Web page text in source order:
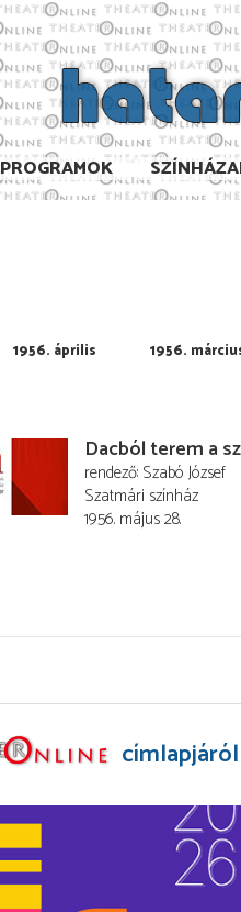
PROGRAMOK
1956. április 1956.
Dacból terem a
rendező Szabó József
Szatmári színház
1956. május 28.